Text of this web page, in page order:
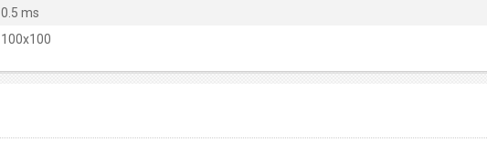
0.5 ms
100x100